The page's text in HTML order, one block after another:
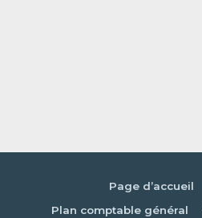
Page d’accueil
Plan comptable général